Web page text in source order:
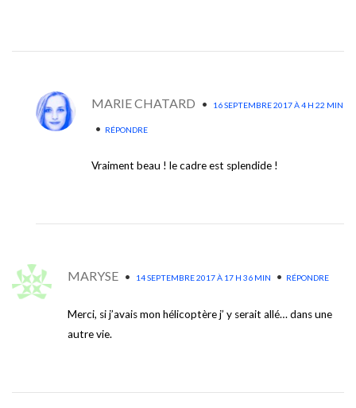
MARIE CHATARD • 16 SEPTEMBRE 2017 À 4 H 22 MIN
• RÉPONDRE
Vraiment beau ! le cadre est splendide !
MARYSE • 14 SEPTEMBRE 2017 À 17 H 36 MIN • RÉPONDRE
Merci, si j’avais mon hélicoptère j’ y serait allé… dans une
autre vie.